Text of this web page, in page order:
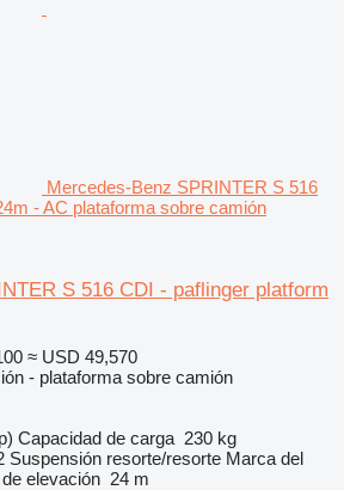
Mercedes-Benz SPRINTER S 516
- AC plataforma sobre camión
S 516 CDI - paflinger platform
≈ USD 49,570
- plataforma sobre camión
Capacidad de carga 230 kg
Suspensión resorte/resorte Marca del
elevación 24 m